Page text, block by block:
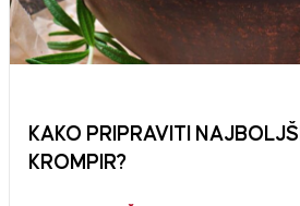
KAKO PRIPRAVITI
KROMPIR?